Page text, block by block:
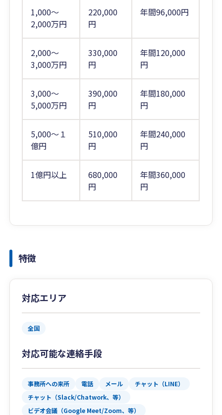
1,000～
2,000万円
220,000
円
年間96,000円
2,000～
3,000万円
330,000
円
年間120,000
円
3,000～
5,000万円
390,000
円
年間180,000
円
5,000～１
億円
510,000
円
年間240,000
円
1億円以上
680,000
円
年間360,000
円
特徴
対応エリア
全国
対応可能な連絡手段
事務所への来所 電話 メール
チャット（LINE）
チャット（Slack/Chatwork、等）
ビデオ会議（Google Meet/Zoom、等）